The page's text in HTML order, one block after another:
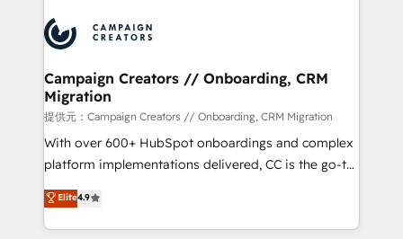
extensive experience working with tech companies
and manufacturers since 2002, we are committed to
empowering our clients and developing their
autonomy. Get to grips with HubSpot through
guided implementation and seamless integration of
the CRM platform into your digital ecosystem. Would
you like support in deploying your inbound
to your needs and sales objectives. With 125+
certifications, we are part of the most certified
Campaign Creators // Onboarding, CRM
Migration
提供元：Campaign Creators // Onboarding, CRM Migration
With over 600+ HubSpot onboardings and complex
platform implementations delivered, CC is the go-to
Elite Solutions Partner for businesses ready to
migrate, replatform, and scale smarter. We specialize
in high-impact CRM and CMS migrations and
Elite4.9